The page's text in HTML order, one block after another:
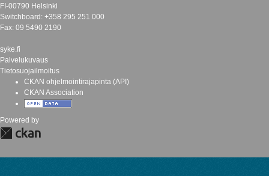
FI-00790 Helsinki
Switchboard: +358 295 251 000
Fax: 09 5490 2190
syke.fi
Palvelukuvaus
Tietosuojailmoitus
CKAN ohjelmointirajapinta (API)
CKAN Association
Powered by